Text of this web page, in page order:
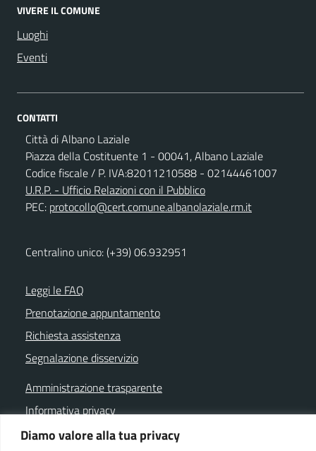
Diamo valore alla tua privacy
VIVERE IL COMUNE
Luoghi
Eventi
CONTATTI
Città di Albano Laziale
Piazza della Costituente 1 - 00041, Albano Laziale
Codice fiscale / P. IVA:82011210588 - 02144461007
U.R.P. - Ufficio Relazioni con il Pubblico
PEC: protocollo@cert.comune.albanolaziale.rm.it
Centralino unico: (+39) 06.932951
Leggi le FAQ
Prenotazione appuntamento
Richiesta assistenza
Segnalazione disservizio
Amministrazione trasparente
Informativa privacy
Note legali